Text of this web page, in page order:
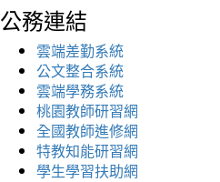
公務連結
雲端差勤系統
公文整合系統
雲端學務系統
桃園教師研習網
全國教師進修網
特教知能研習網
學生學習扶助網